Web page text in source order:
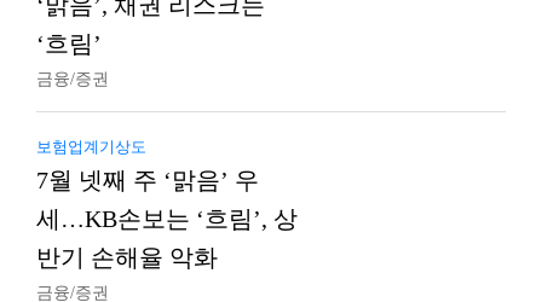
‘흐림’
금융/증권
보험업계기상도
7월 넷째 주 ‘맑음’ 우
세…KB손보는 ‘흐림’, 상
반기 손해율 악화
금융/증권